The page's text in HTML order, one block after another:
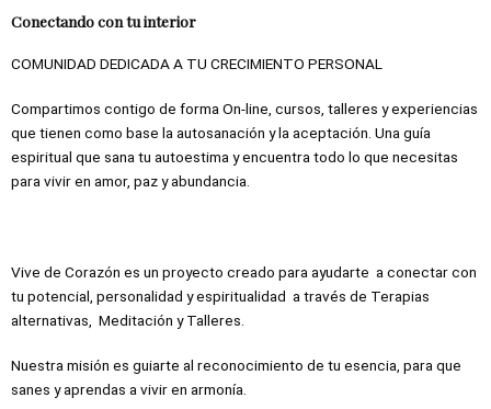
Conectando con tu interior
COMUNIDAD DEDICADA A TU CRECIMIENTO PERSONAL
Compartimos contigo de forma On-line, cursos, talleres y experiencias
que tienen como base la autosanación y la aceptación. Una guía
espiritual que sana tu autoestima y encuentra todo lo que necesitas
para vivir en amor, paz y abundancia.
Vive de Corazón es un proyecto creado para ayudarte a conectar con
tu potencial, personalidad y espiritualidad a través de Terapias
alternativas, Meditación y Talleres.
Nuestra misión es guiarte al reconocimiento de tu esencia, para que
sanes y aprendas a vivir en armonía.